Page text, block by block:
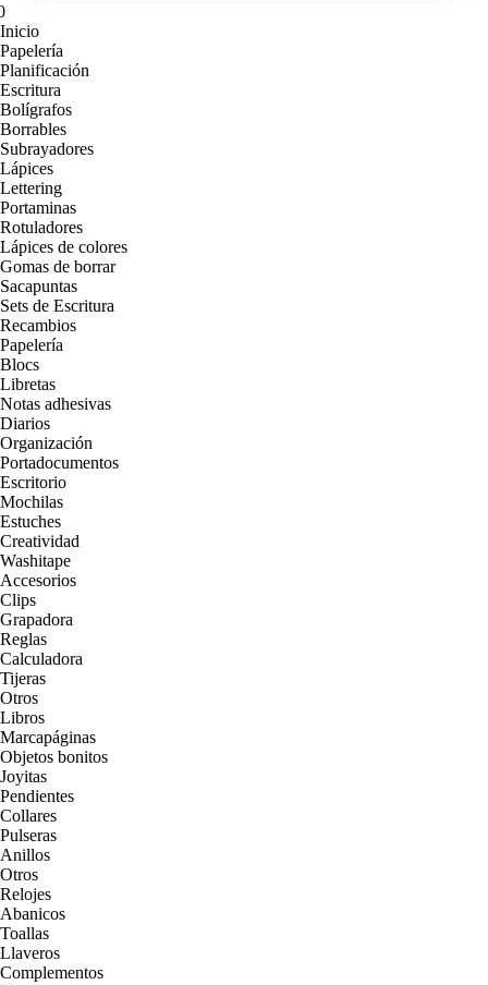
Inicio
Papelería
Planificación
Escritura
Bolígrafos
Borrables
Subrayadores
Lápices
Lettering
Portaminas
Rotuladores
Lápices de colores
Gomas de borrar
Sacapuntas
Sets de Escritura
Recambios
Papelería
Blocs
Libretas
Notas adhesivas
Diarios
Organización
Portadocumentos
Escritorio
Mochilas
Estuches
Creatividad
Washitape
Accesorios
Clips
Grapadora
Reglas
Calculadora
Tijeras
Otros
Libros
Marcapáginas
Objetos bonitos
Joyitas
Pendientes
Collares
Pulseras
Anillos
Otros
Relojes
Abanicos
Toallas
Llaveros
Complementos